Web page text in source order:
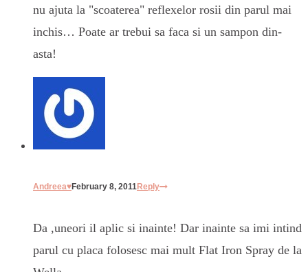
nu ajuta la "scoaterea" reflexelor rosii din parul mai
inchis… Poate ar trebui sa faca si un sampon din-
asta!
Andreea♥February 8, 2011Reply
Da ,uneori il aplic si inainte! Dar inainte sa imi intind
parul cu placa folosesc mai mult Flat Iron Spray de la